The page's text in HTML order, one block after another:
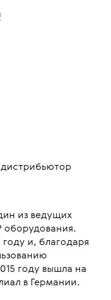
из ведущих
оборудования.
и, благодаря
году вышла на
в Германии.